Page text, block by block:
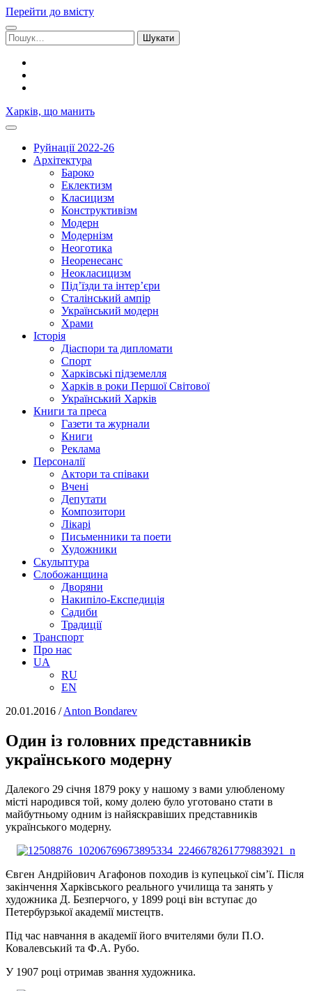
Перейти до вмісту
Шукати:
Харків, що манить
Руйнації 2022-26
Архітектура
Бароко
Еклектизм
Класицизм
Конструктивізм
Модерн
Модернізм
Неоготика
Неоренесанс
Неокласицизм
Під’їзди та інтер’єри
Сталінський ампір
Український модерн
Храми
Історія
Діаспори та дипломати
Спорт
Харківські підземелля
Харків в роки Першої Світової
Український Харків
Книги та преса
Газети та журнали
Книги
Реклама
Персоналії
Актори та співаки
Вчені
Депутати
Композитори
Лікарі
Письменники та поети
Художники
Скульптура
Слобожанщина
Дворяни
Накипіло-Експедиція
Садиби
Традиції
Транспорт
Про нас
UA
RU
EN
20.01.2016 /Anton Bondarev
Один із головних представників
українського модерну
Далекого 29 січня 1879 року у нашому з вами улюбленому
місті народився той, кому долею було уготовано стати в
майбутньому одним із найяскравіших представників
українського модерну.
Євген Андрійович Агафонов походив із купецької сім’ї. Після
закінчення Харківського реального училища та занять у
художника Д. Безперчого, у 1899 році він вступає до
Петербурзької академії мистецтв.
Під час навчання в академії його вчителями були П.О.
Ковалевський та Ф.А. Рубо.
У 1907 році отримав звання художника.